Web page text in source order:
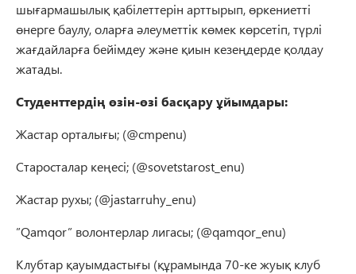
шығармашылық қабілеттерін арттырып, өркениетті
өнерге баулу, оларға әлеуметтік көмек көрсетіп, түрлі
жағдайларға бейімдеу және қиын кезеңдерде қолдау
жатады.
Студенттердің өзін-өзі басқару ұйымдары:
Жастар орталығы; (@cmpenu)
Старосталар кеңесі; (@sovetstarost_enu)
Жастар рухы; (@jastarruhy_enu)
”Qamqor” волонтерлар лигасы; (@qamqor_enu)
Клубтар қауымдастығы (құрамында 70-ке жуық клуб